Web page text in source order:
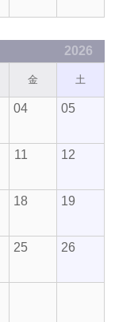
2026
金 土
04 05
11 12
18 19
25 26